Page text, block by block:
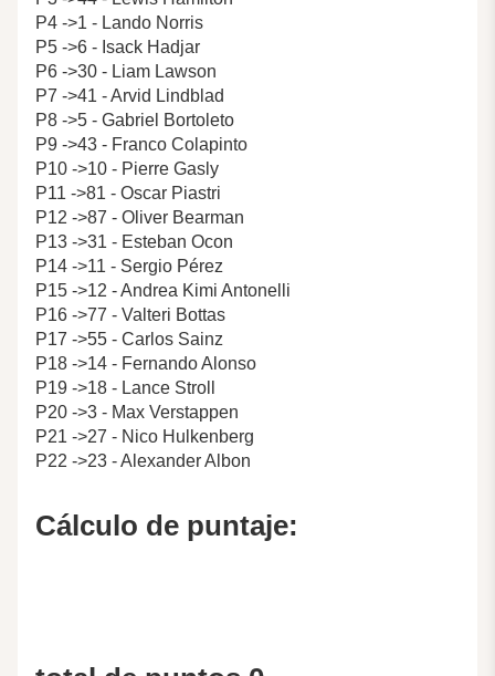
P4 ->1 - Lando Norris
P5 ->6 - Isack Hadjar
P6 ->30 - Liam Lawson
P7 ->41 - Arvid Lindblad
P8 ->5 - Gabriel Bortoleto
P9 ->43 - Franco Colapinto
P10 ->10 - Pierre Gasly
P11 ->81 - Oscar Piastri
P12 ->87 - Oliver Bearman
P13 ->31 - Esteban Ocon
P14 ->11 - Sergio Pérez
P15 ->12 - Andrea Kimi Antonelli
P16 ->77 - Valteri Bottas
P17 ->55 - Carlos Sainz
P18 ->14 - Fernando Alonso
P19 ->18 - Lance Stroll
P20 ->3 - Max Verstappen
P21 ->27 - Nico Hulkenberg
P22 ->23 - Alexander Albon
Cálculo de puntaje: